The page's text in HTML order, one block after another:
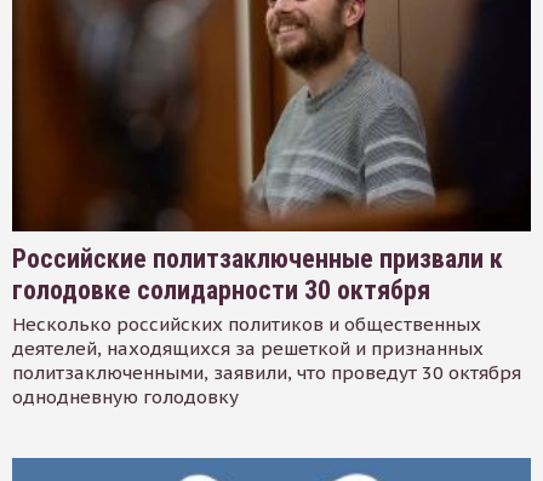
Российские политзаключенные призвали к
голодовке солидарности 30 октября
Несколько российских политиков и общественных
деятелей, находящихся за решеткой и признанных
политзаключенными, заявили, что проведут 30 октября
однодневную голодовку